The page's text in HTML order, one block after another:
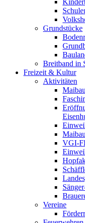
Grundstücke
Breitband in
Freizeit & Kultur
Aktivitäten
VGI-
Vereine